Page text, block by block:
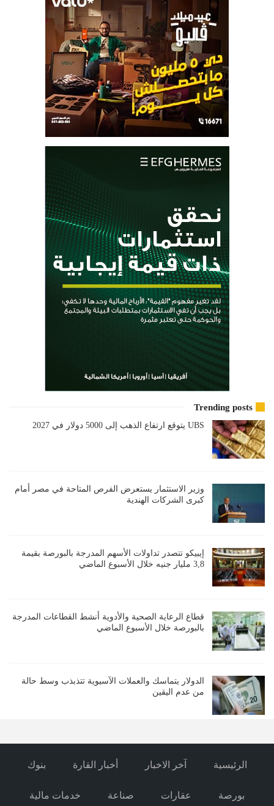
Trending posts
UBS يتوقع ارتفاع الذهب إلى 5000 دولار في 2027
وزير الاستثمار يستعرض الفرص المتاحة في مصر أمام
كبرى الشركات الهندية
إيبيكو تتصدر تداولات الأسهم المدرجة بالبورصة بقيمة
3,8 مليار جنيه خلال الأسبوع الماضي
قطاع الرعاية الصحية والأدوية أنشط القطاعات المدرجة
بالبورصة خلال الأسبوع الماضي
الدولار يتماسك والعملات الآسيوية تتذبذب وسط حالة
من عدم اليقين
الرئيسية آخر الاخبار أخبار القارة بنوك
بورصة عقارات صناعة خدمات مالية